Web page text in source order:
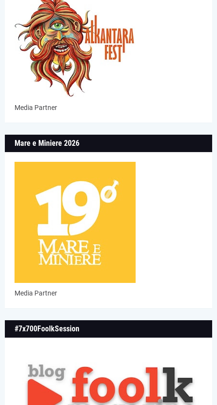
Media Partner
Mare e Miniere 2026
Media Partner
#7x700FoolkSession